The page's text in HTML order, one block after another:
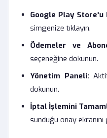
Google Play Store'u
simgenize tıklayın.
Ödemeler ve
seçeneğine dokunun.
Yönetim Paneli:Aktif
dokunun.
İptal İşlemini
sunduğu onay ekranını